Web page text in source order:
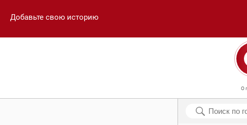
Добавьте свою историю
О